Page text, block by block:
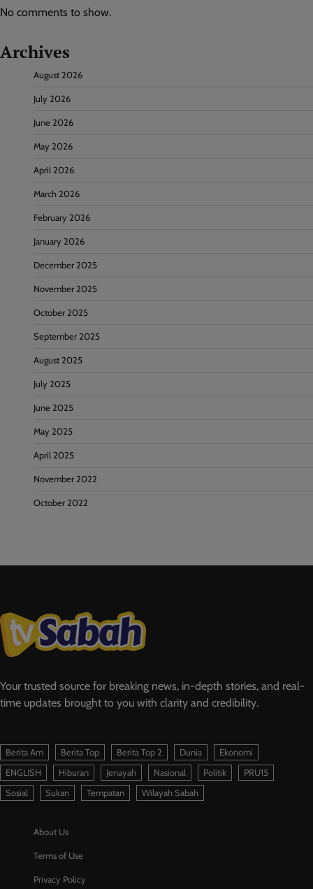
No comments to show.
Archives
August 2026
July 2026
June 2026
May 2026
April 2026
March 2026
February 2026
January 2026
December 2025
November 2025
October 2025
September 2025
August 2025
July 2025
June 2025
May 2025
April 2025
November 2022
October 2022
Your trusted source for breaking news, in-depth stories, and real-
time updates brought to you with clarity and credibility.
Berita Am Berita Top Berita Top 2 Dunia
Ekonomi
ENGLISH
Hiburan Jenayah Nasional Politik
PRU15
Sosial
Sukan Tempatan Wilayah Sabah
About Us
Terms of Use
Privacy Policy